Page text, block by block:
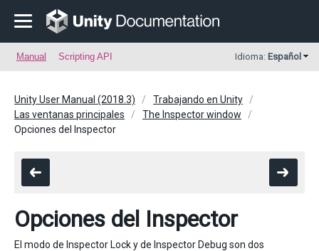
Manual Scripting API Idioma: Español
Unity User Manual (2018.3)
Trabajando en Unity
Las ventanas principales
The Inspector window
Opciones del Inspector
Opciones del Inspector
El modo de Inspector Lock y de Inspector Debug son dos